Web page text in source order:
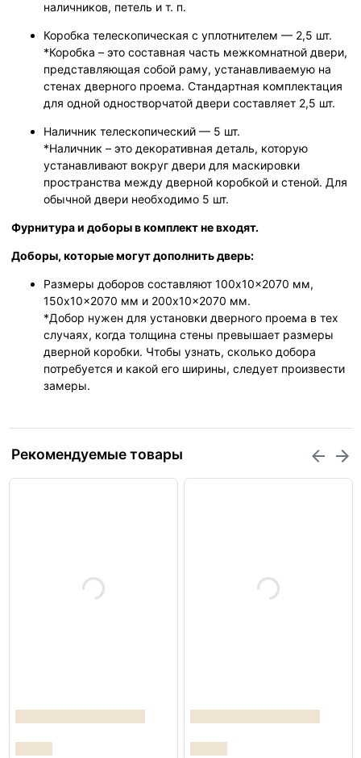
наличников, петель и т. п.
Коробка телескопическая с уплотнителем — 2,5 шт.
*Коробка – это составная часть межкомнатной двери,
представляющая собой раму, устанавливаемую на
стенах дверного проема. Стандартная комплектация
для одной одностворчатой двери составляет 2,5 шт.
Наличник телескопический — 5 шт.
*Наличник – это декоративная деталь, которую
устанавливают вокруг двери для маскировки
пространства между дверной коробкой и стеной. Для
обычной двери необходимо 5 шт.
Фурнитура и доборы в комплект не входят.
Доборы, которые могут дополнить дверь:
Размеры доборов составляют 100x10x2070 мм,
150x10x2070 мм и 200x10x2070 мм.
*Добор нужен для установки дверного проема в тех
случаях, когда толщина стены превышает размеры
дверной коробки. Чтобы узнать, сколько добора
потребуется и какой его ширины, следует произвести
замеры.
Рекомендуемые товары